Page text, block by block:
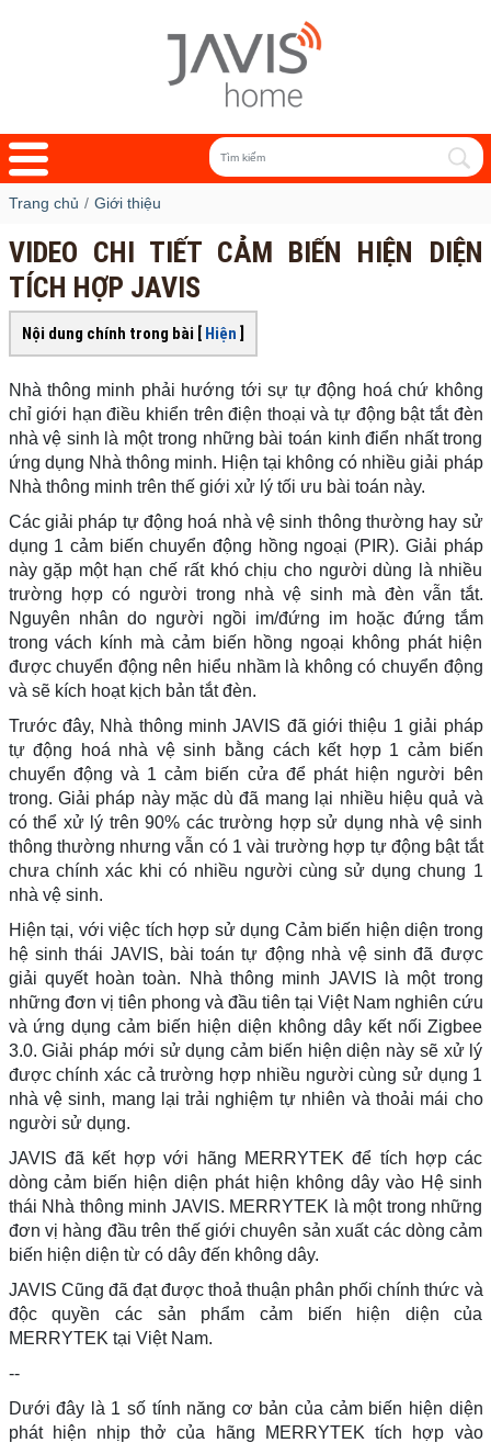
Trang chủ Giới thiệu
VIDEO CHI TIẾT CẢM BIẾN HIỆN DIỆN
TÍCH HỢP JAVIS
Nội dung chính trong bài [ Hiện ]
Nhà thông minh phải hướng tới sự tự động hoá chứ không
chỉ giới hạn điều khiển trên điện thoại và tự động bật tắt đèn
nhà vệ sinh là một trong những bài toán kinh điển nhất trong
ứng dụng Nhà thông minh. Hiện tại không có nhiều giải pháp
Nhà thông minh trên thế giới xử lý tối ưu bài toán này.
Các giải pháp tự động hoá nhà vệ sinh thông thường hay sử
dụng 1 cảm biến chuyển động hồng ngoại (PIR). Giải pháp
này gặp một hạn chế rất khó chịu cho người dùng là nhiều
trường hợp có người trong nhà vệ sinh mà đèn vẫn tắt.
Nguyên nhân do người ngồi im/đứng im hoặc đứng tắm
trong vách kính mà cảm biến hồng ngoại không phát hiện
được chuyển động nên hiểu nhầm là không có chuyển động
và sẽ kích hoạt kịch bản tắt đèn.
Trước đây, Nhà thông minh JAVIS đã giới thiệu 1 giải pháp
tự động hoá nhà vệ sinh bằng cách kết hợp 1 cảm biến
chuyển động và 1 cảm biến cửa để phát hiện người bên
trong. Giải pháp này mặc dù đã mang lại nhiều hiệu quả và
có thể xử lý trên 90% các trường hợp sử dụng nhà vệ sinh
thông thường nhưng vẫn có 1 vài trường hợp tự động bật tắt
chưa chính xác khi có nhiều người cùng sử dụng chung 1
nhà vệ sinh.
Hiện tại, với việc tích hợp sử dụng Cảm biến hiện diện trong
hệ sinh thái JAVIS, bài toán tự động nhà vệ sinh đã được
giải quyết hoàn toàn. Nhà thông minh JAVIS là một trong
những đơn vị tiên phong và đầu tiên tại Việt Nam nghiên cứu
và ứng dụng cảm biến hiện diện không dây kết nối Zigbee
3.0. Giải pháp mới sử dụng cảm biến hiện diện này sẽ xử lý
được chính xác cả trường hợp nhiều người cùng sử dụng 1
nhà vệ sinh, mang lại trải nghiệm tự nhiên và thoải mái cho
người sử dụng.
JAVIS đã kết hợp với hãng MERRYTEK để tích hợp các
dòng cảm biến hiện diện phát hiện không dây vào Hệ sinh
thái Nhà thông minh JAVIS. MERRYTEK là một trong những
đơn vị hàng đầu trên thế giới chuyên sản xuất các dòng cảm
biến hiện diện từ có dây đến không dây.
JAVIS Cũng đã đạt được thoả thuận phân phối chính thức và
độc quyền các sản phẩm cảm biến hiện diện của
MERRYTEK tại Việt Nam.
--
Dưới đây là 1 số tính năng cơ bản của cảm biến hiện diện
phát hiện nhịp thở của hãng MERRYTEK tích hợp vào